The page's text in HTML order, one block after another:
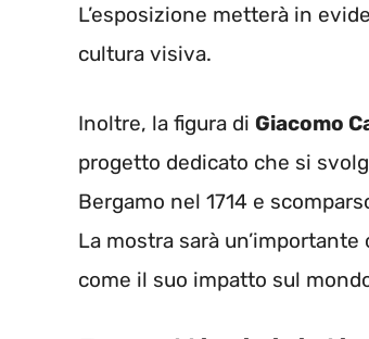
L’esposizione metterà in
cultura visiva.
Inoltre, la figura di Giacomo
progetto dedicato che si
Bergamo nel 1714 e
La mostra sarà
come il suo impatto sul